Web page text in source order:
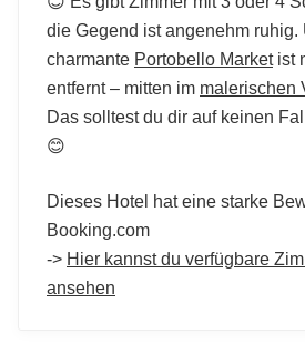
die Gegend ist angenehm ruhig.
charmante Portobello Marketist
entfernt – mitten im malerischen
Das solltest du dir auf keinen
😊
Dieses Hotel hat eine starke
Booking.com
-> Hier kannst du verfügbare
ansehen